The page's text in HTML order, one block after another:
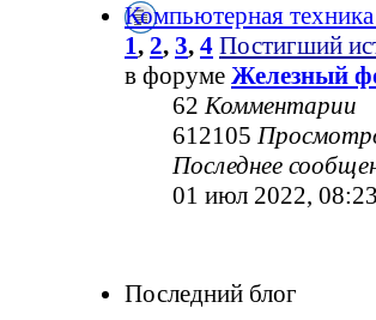
Компьютерная
1, 2, 3, 4 Постигший
в форуме Железный
62Комментарии
612105
Последнее
01 июл 2022,
Последний блог